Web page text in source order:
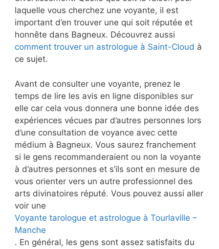
laquelle vous cherchez une voyante, il est
important d’en trouver une qui soit réputée et
honnête dans Bagneux. Découvrez aussi
comment trouver un astrologue à Saint-Cloud à
ce sujet.
Avant de consulter une voyante, prenez le
temps de lire les avis en ligne disponibles sur
elle car cela vous donnera une bonne idée des
expériences vécues par d’autres personnes lors
d’une consultation de voyance avec cette
médium à Bagneux. Vous saurez franchement
si le gens recommanderaient ou non la voyante
à d’autres personnes et s’ils sont en mesure de
vous orienter vers un autre professionnel des
arts divinatoires réputé. Vous pouvez aussi aller
voir une
Voyante tarologue et astrologue à Tourlaville –
Manche
. En général, les gens sont assez satisfaits du